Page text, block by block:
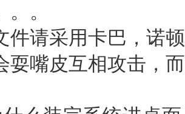
。
请采用卡巴，诺顿
耍嘴皮互相攻击，